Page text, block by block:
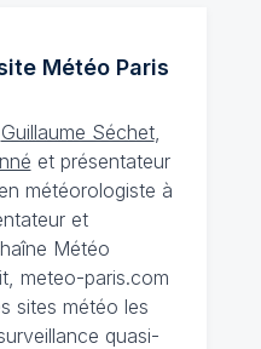
MétéoParis
Guillaume Séchet,
et présentateur
météorologiste à
et
Météo
meteo-paris.com
sites météo les
quasi-